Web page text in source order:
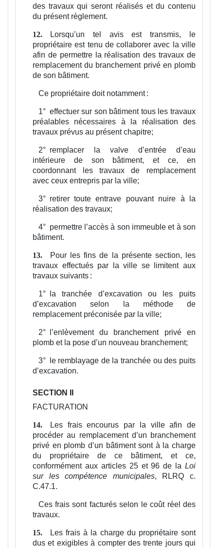
des travaux qui seront réalisés et du contenu
du présent règlement.
12.
Lorsqu’un tel avis est transmis, le
propriétaire est tenu de collaborer avec la ville
afin de permettre la réalisation des travaux de
remplacement du branchement privé en plomb
de son bâtiment.
Ce propriétaire doit notamment :
1° effectuer sur son bâtiment tous les travaux
préalables nécessaires à la réalisation des
travaux prévus au présent chapitre;
2° remplacer la valve d’entrée d’eau
intérieure de son bâtiment, et ce, en
coordonnant les travaux de remplacement
avec ceux entrepris par la ville;
3° retirer toute entrave pouvant nuire à la
réalisation des travaux;
4° permettre l’accès à son immeuble et à son
bâtiment.
13.
Pour les fins de la présente section, les
travaux effectués par la ville se limitent aux
travaux suivants :
1°
la tranchée d’excavation ou les puits
d’excavation selon la méthode de
remplacement préconisée par la ville;
2°
l’enlèvement du branchement privé en
plomb et la pose d’un nouveau branchement;
3°
le remblayage de la tranchée ou des puits
d’excavation.
SECTION II
FACTURATION
14.
Les frais encourus par la ville afin de
procéder au remplacement d’un branchement
privé en plomb d’un bâtiment sont à la charge
du propriétaire de ce bâtiment, et ce,
conformément aux articles 25 et 96 de la Loi
sur les compétence municipales, RLRQ c.
C.47.1.
Ces frais sont facturés selon le coût réel des
travaux.
15.
Les frais à la charge du propriétaire sont
dus et exigibles à compter des trente jours qui